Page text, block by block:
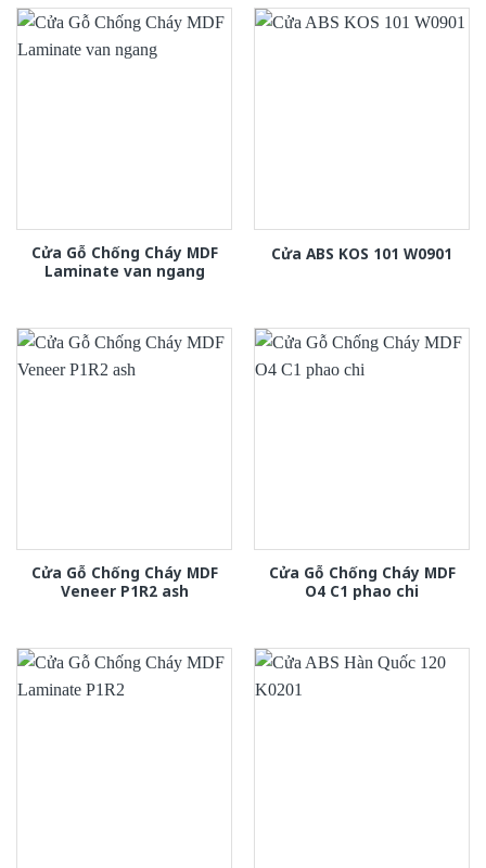
Cửa Gỗ Chống Cháy MDF
Laminate van ngang
Cửa ABS KOS 101 W0901
Cửa Gỗ Chống Cháy MDF
Veneer P1R2 ash
Cửa Gỗ Chống Cháy MDF
O4 C1 phao chi